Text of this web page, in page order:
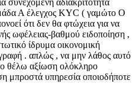
Α έλεγχος KYC ( γαμώτο Ο
ότι δεν θα φτώχεια για να
ωφέλειας-βαθμού ειδοποίηση ,
ίδρυμα οικονομική
. απλώς , να μην λάθος αυτό
θέλω αξίωση ολόκληρο
μπροστά υπηρεσία οποιοδήποτε